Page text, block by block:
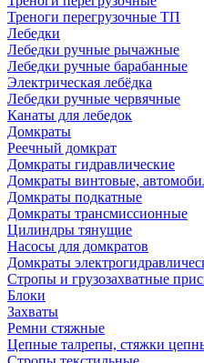
Треноги перегрузочные ТП
Лебедки
Лебедки ручные рычажные
Лебедки ручные барабанные
Электрическая лебёдка
Лебедки ручные червячные
Канаты для лебедок
Домкраты
Реечный домкрат
Домкраты гидравлические
Домкраты винтовые,
Домкраты подкатные
Домкраты трансмиссионные
Цилиндры тянущие
Насосы для домкратов
Домкраты
Стропы и грузозахватные
Блоки
Захваты
Ремни стяжные
Цепные талрепы, стяжки